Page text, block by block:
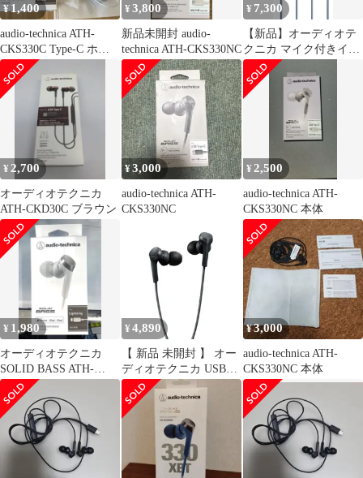
¥1,400
audio-technica ATH-
CKS330C Type-C ホワ
イト
¥3,800
新品未開封 audio-
technica ATH-CKS330NC
¥ 7,300
【新品】オーディオテ
クニカ マイク付きイヤ
ホン USB Type-C/重低
音 有線 1.2m /カナル型
ブルー ATH-CKS330C
¥ 2,700
オーディオテクニカ
ATH-CKD30C ブラウン
¥3,000
audio-technica ATH-
CKS330NC
¥ 2,500
audio-technica ATH-
CKS330NC 本体
¥ 1,980
オーディオテクニカ
SOLID BASS ATH-
CKS330Li
¥ 4,890
【 新品 未開封 】 オー
ディオテクニカ USBタ
イプCイヤホン ブラッ
ク [USB] ATH-CKS330C
BK 未使用 送料無料
¥3,000
audio-technica ATH-
CKS330NC 本体